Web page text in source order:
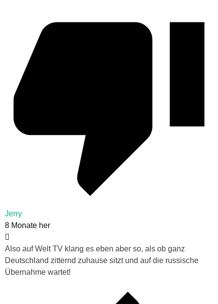
Jerry
8 Monate her
Also auf Welt TV klang es eben aber so, als ob ganz
Deutschland zitternd zuhause sitzt und auf die russische
Übernahme wartet!